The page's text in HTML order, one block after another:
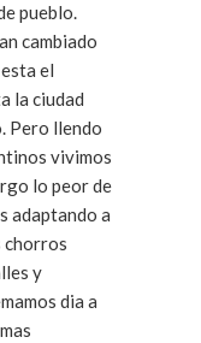
pueblo.
cambiado
el
la ciudad
Pero llendo
vivimos
lo peor de
adaptando a
chorros
y
dia a